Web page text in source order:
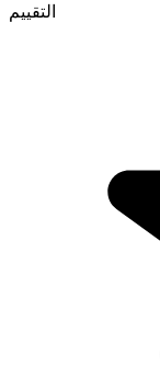
التقييم